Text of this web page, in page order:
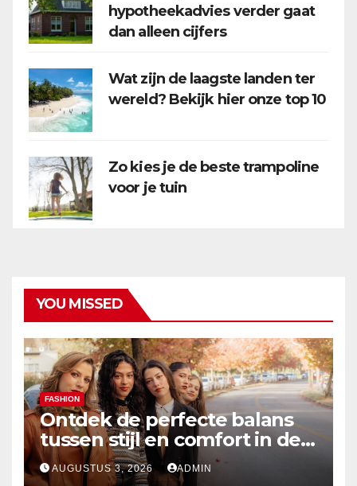
hypotheekadvies verder gaat
dan alleen cijfers
Wat zijn de laagste landen ter
wereld? Bekijk hier onze top 10
Zo kies je de beste trampoline
voor je tuin
YOU MISSED
FASHION
Ontdek de perfecte balans
tussen stijl en comfort in de
nieuwste damesmode
AUGUSTUS 3, 2026 ADMIN